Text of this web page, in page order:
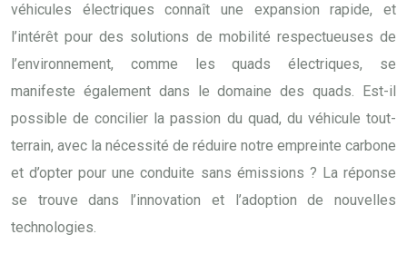
véhicules électriques connaît une expansion rapide, et
l’intérêt pour des solutions de mobilité respectueuses de
l’environnement, comme les quads électriques, se
manifeste également dans le domaine des quads. Est-il
possible de concilier la passion du quad, du véhicule tout-
terrain, avec la nécessité de réduire notre empreinte carbone
et d’opter pour une conduite sans émissions ? La réponse
se trouve dans l’innovation et l’adoption de nouvelles
technologies.